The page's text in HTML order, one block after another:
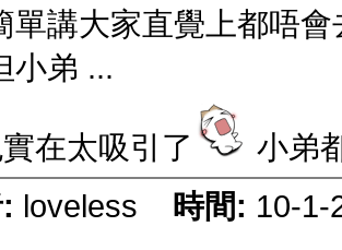
單講大家直覺上都唔
小弟 ...
在太吸引了
小弟
loveless 時間: 10-1-